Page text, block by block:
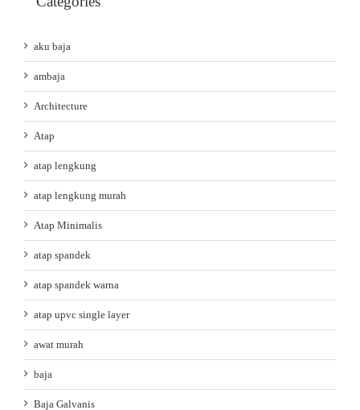
aku baja
ambaja
Architecture
Atap
atap lengkung
atap lengkung murah
Atap Minimalis
atap spandek
atap spandek warna
atap upvc single layer
awat murah
baja
Baja Galvanis